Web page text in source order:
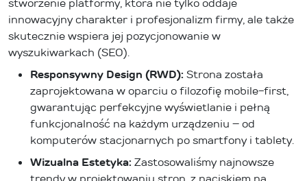
stworzenie platformy, która nie tylko oddaje
innowacyjny charakter i profesjonalizm firmy, ale także
skutecznie wspiera jej pozycjonowanie w
wyszukiwarkach (SEO).
Responsywny Design (RWD): Strona została
zaprojektowana w oparciu o filozofię mobile-first,
gwarantując perfekcyjne wyświetlanie i pełną
funkcjonalność na każdym urządzeniu – od
komputerów stacjonarnych po smartfony i tablety.
Wizualna Estetyka: Zastosowaliśmy najnowsze